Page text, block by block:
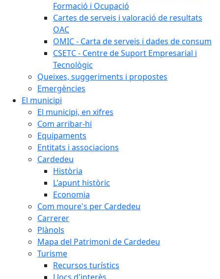
Formació i Ocupació
Cartes de serveis i valoració de resultats
OAC
OMIC - Carta de serveis i dades de consum
CSETC - Centre de Suport Empresarial i
Tecnològic
Queixes, suggeriments i propostes
Emergències
El municipi
El municipi, en xifres
Com arribar-hi
Equipaments
Entitats i associacions
Cardedeu
Història
L'apunt històric
Economia
Com moure's per Cardedeu
Carrerer
Plànols
Mapa del Patrimoni de Cardedeu
Turisme
Recursos turístics